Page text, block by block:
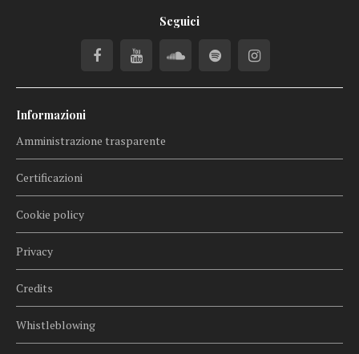
Seguici
Informazioni
Amministrazione trasparente
Certificazioni
Cookie policy
Privacy
Credits
Whistleblowing